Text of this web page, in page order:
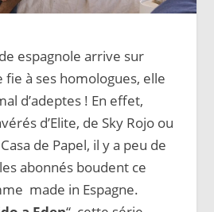
espagnole arrive sur
fie à ses homologues, elle
d’adeptes ! En effet,
d’Elite, de Sky Rojo ou
de Papel, il y a peu de
abonnés boudent ce
made in Espagne.